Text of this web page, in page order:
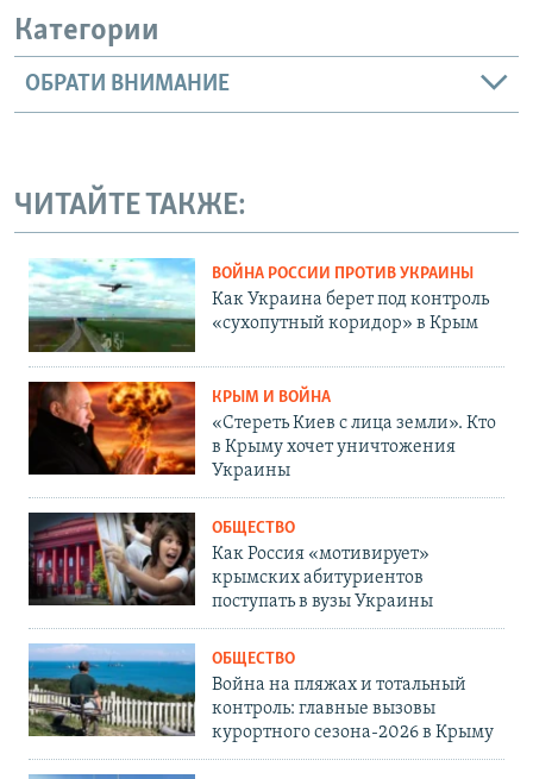
Категории
ОБРАТИ ВНИМАНИЕ
ЧИТАЙТЕ ТАКЖЕ:
ВОЙНА РОССИИ ПРОТИВ УКРАИНЫ
Как Украина берет под контроль
«сухопутный коридор» в Крым
КРЫМ И ВОЙНА
«Стереть Киев с лица земли». Кто
в Крыму хочет уничтожения
Украины
ОБЩЕСТВО
Как Россия «мотивирует»
крымских абитуриентов
поступать в вузы Украины
ОБЩЕСТВО
Война на пляжах и тотальный
контроль: главные вызовы
курортного сезона-2026 в Крыму